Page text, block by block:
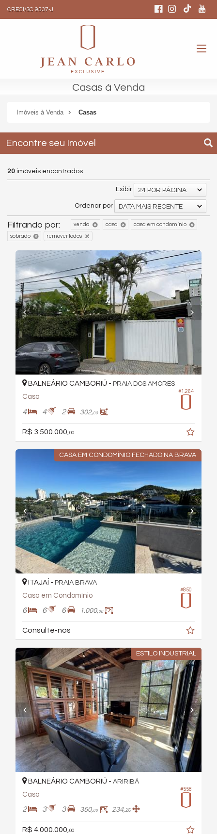
CRECI/SC 9537-J
Casas à Venda
Imóveis à Venda Casas
Encontre seu Imóvel
20 imóveis encontrados
Exibir 24 POR PÁGINA
Ordenar por DATA MAIS RECENTE
Filtrando por: venda casa casa em condomínio
sobrado remover todos
#1.264
BALNEÁRIO CAMBORIÚ - PRAIA DOS AMORES
Casa
4 4 2 302,00
R$ 3.500.000, 00
CASA EM CONDOMÍNIO FECHADO NA BRAVA
#850
ITAJAÍ - PRAIA BRAVA
Casa em Condomínio
6 6 6 1.000,00
Consulte-nos
ESTILO INDUSTRIAL
#558
BALNEÁRIO CAMBORIÚ - ARIRIBÁ
Casa
2 3 3 350,00 234,20
R$ 4.000.000, 00